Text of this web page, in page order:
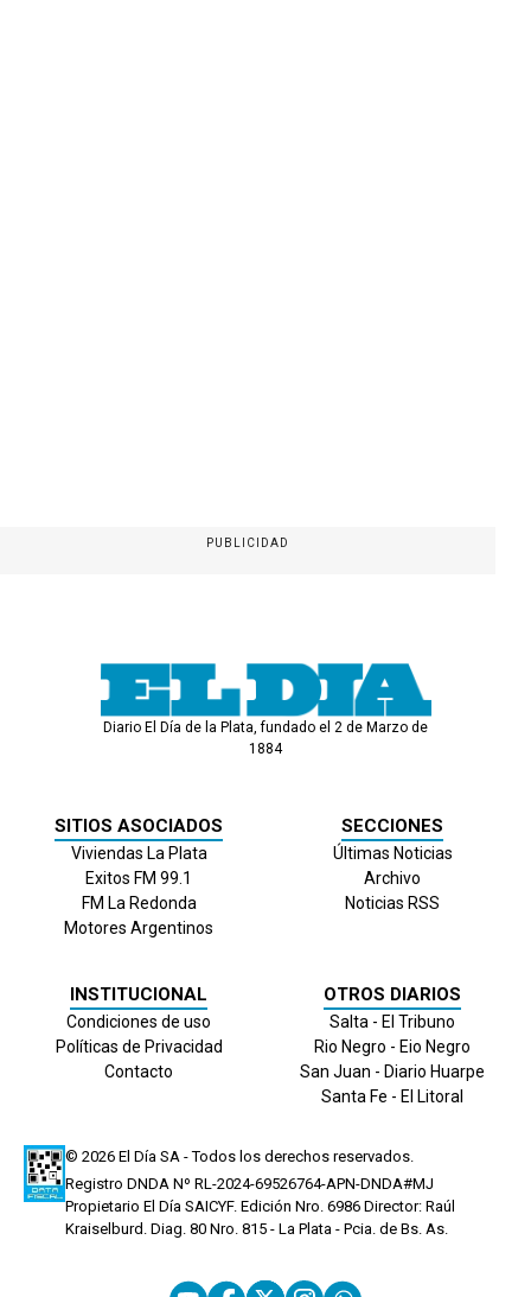
PUBLICIDAD
Diario El Día de la Plata, fundado el 2 de Marzo de
1884
SITIOS ASOCIADOS
Viviendas La Plata
Exitos FM 99.1
FM La Redonda
Motores Argentinos
SECCIONES
Últimas Noticias
Archivo
Noticias RSS
INSTITUCIONAL
Condiciones de uso
Políticas de Privacidad
Contacto
OTROS DIARIOS
Salta - El Tribuno
Rio Negro - Eio Negro
San Juan - Diario Huarpe
Santa Fe - El Litoral
© 2026 El Día SA - Todos los derechos reservados.
Registro DNDA Nº RL-2024-69526764-APN-DNDA#MJ
Propietario El Día SAICYF. Edición Nro. 6986 Director: Raúl
Kraiselburd. Diag. 80 Nro. 815 - La Plata - Pcia. de Bs. As.